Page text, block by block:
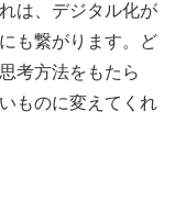
は、デジタル化が
も繋がります。ど
考方法をもたら
ものに変えてくれ